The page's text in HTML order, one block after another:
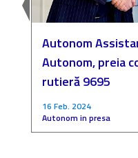
Autonom
Autonom, preia
rutieră 9695
16 Feb. 2024
Autonom in presa